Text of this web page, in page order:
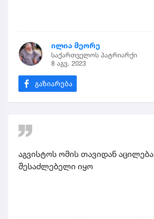
ილია მეორე
საქართველოს პატრიარქი
8 აგვ. 2023
აგვისტოს ომის თავიდან აცილება
შესაძლებელი იყო